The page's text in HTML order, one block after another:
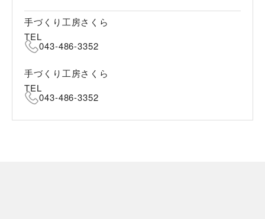
手づくり工房さくら
TEL
043-486-3352
手づくり工房さくら
TEL
043-486-3352